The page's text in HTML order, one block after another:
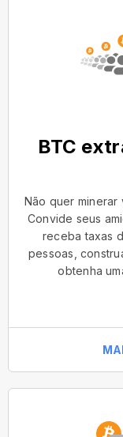
BTC
Não quer minerar
Convide seus
receba taxas
pessoas,
obtenha